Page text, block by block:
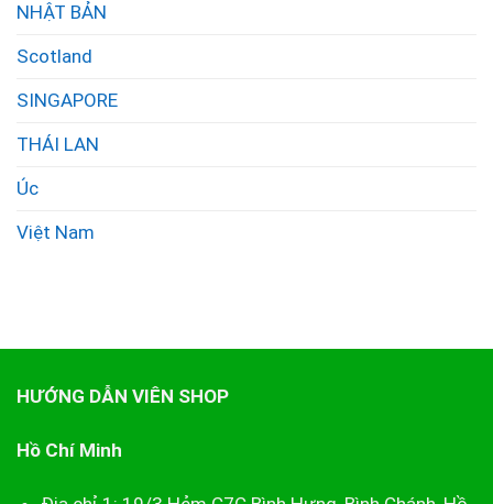
NHẬT BẢN
Scotland
SINGAPORE
THÁI LAN
Úc
Việt Nam
HƯỚNG DẪN VIÊN SHOP
Hồ Chí Minh